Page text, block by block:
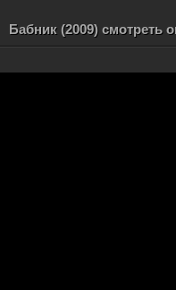
Бабник (2009) смотреть